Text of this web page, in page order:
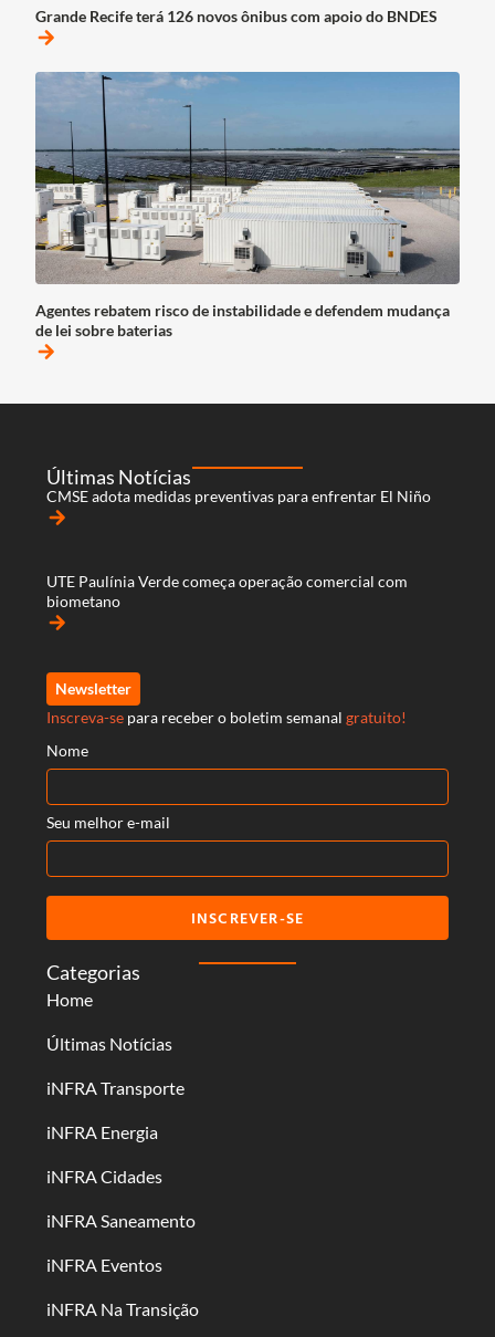
Grande Recife terá 126 novos ônibus com apoio do BNDES
arrow_forward
Agentes rebatem risco de instabilidade e defendem mudança
de lei sobre baterias
arrow_forward
Categorias
Home
Últimas Notícias
iNFRA Transporte
iNFRA Energia
iNFRA Cidades
iNFRA Saneamento
iNFRA Eventos
iNFRA Na Transição
Últimas Notícias
CMSE adota medidas preventivas para enfrentar El Niño
arrow_forward
UTE Paulínia Verde começa operação comercial com
biometano
arrow_forward
Newsletter
Inscreva-se para receber o boletim semanal gratuito!
Nome
Seu melhor e-mail
INSCREVER-SE